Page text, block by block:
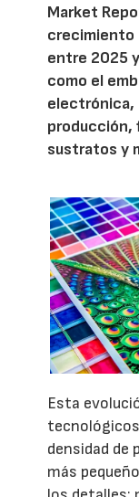
Market
crecimiento
entre 2025
como el
electrónica,
producción,
sustratos y
Esta
densidad de
más